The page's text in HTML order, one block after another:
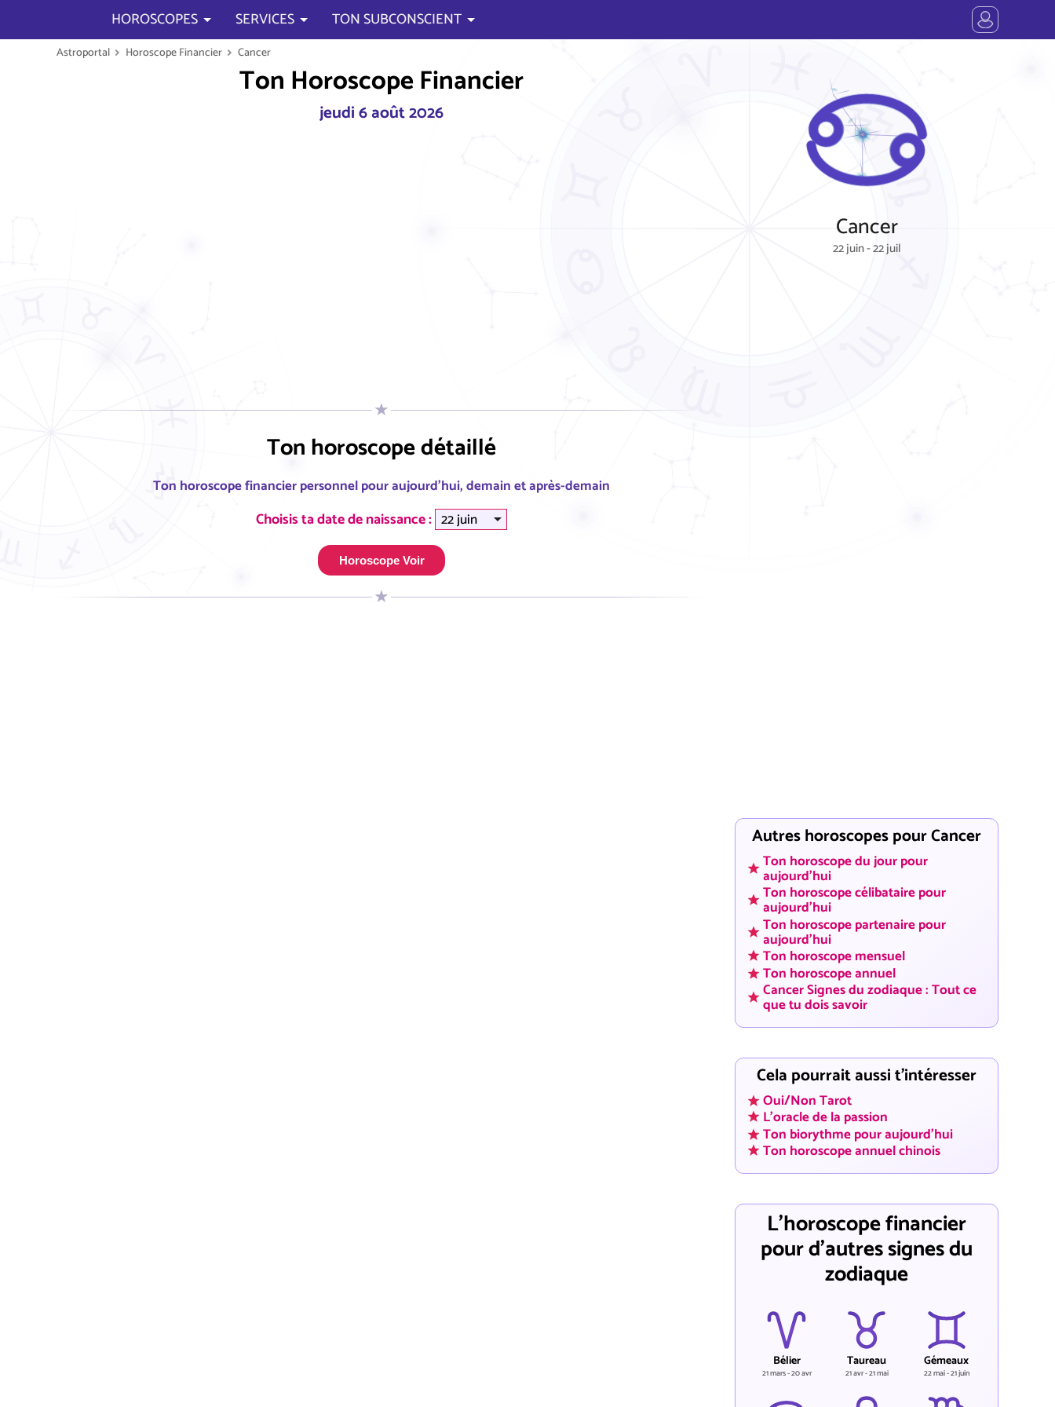
HOROSCOPES SERVICES TON SUBCONSCIENT
Astroportal Horoscope Financier Cancer
Ton Horoscope Financier
jeudi 6 août 2026
Ton horoscope détaillé
Ton horoscope financier personnel pour aujourd'hui, demain et après-demain
Choisis ta date de naissance :
Horoscope Voir
Cancer
22 juin - 22 juil
Autres horoscopes pour Cancer
Ton horoscope du jour pour
aujourd'hui
Ton horoscope célibataire pour
aujourd'hui
Ton horoscope partenaire pour
aujourd'hui
Ton horoscope mensuel
Ton horoscope annuel
Cancer Signes du zodiaque : Tout ce
que tu dois savoir
Cela pourrait aussi t'intéresser
Oui/Non Tarot
L'oracle de la passion
Ton biorythme pour aujourd'hui
Ton horoscope annuel chinois
L'horoscope financier
pour d'autres signes du
zodiaque
Bélier
21 mars - 20 avr
Taureau
21 avr - 21 mai
Gémeaux
22 mai - 21 juin